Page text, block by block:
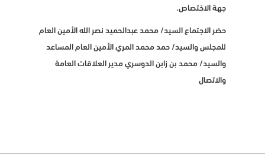
جهة الاختصاص.
حضر الاجتماع السيد/ محمد عبدالحميد نصر الله الأمين العام
للمجلس والسيد/ حمد محمد المري الأمين العام المساعد
والسيد/ محمد بن زابن الدوسري مدير العلاقات العامة
والاتصال